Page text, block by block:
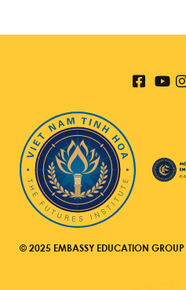
© 2025 EMBASSY EDUCATION GROUP